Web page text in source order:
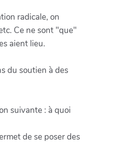
radicale, on
Ce ne sont "que"
aient lieu.
du soutien à des
suivante : à quoi
de se poser des